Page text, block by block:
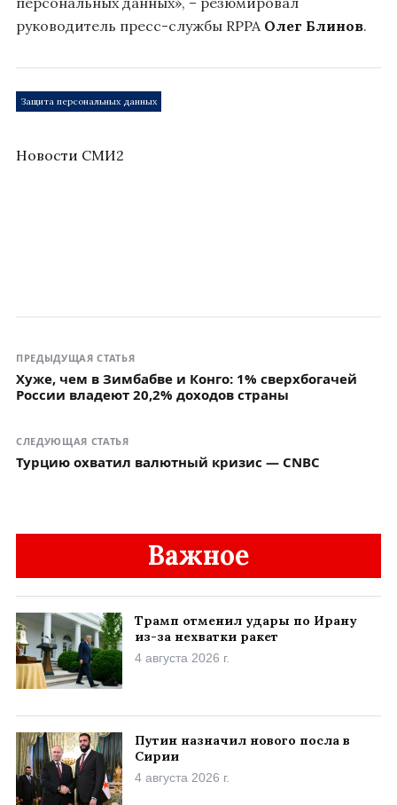
руководитель пресс-службы RPPA Олег Блинов.
Защита персональных данных
Новости СМИ2
ПРЕДЫДУЩАЯ СТАТЬЯ
Хуже, чем в Зимбабве и Конго: 1% сверхбогачей
России владеют 20,2% доходов страны
СЛЕДУЮЩАЯ СТАТЬЯ
Турцию охватил валютный кризис — CNBC
Важное
Трамп отменил удары по Ирану
из-за нехватки ракет
4 августа 2026 г.
Путин назначил нового посла в
Сирии
4 августа 2026 г.